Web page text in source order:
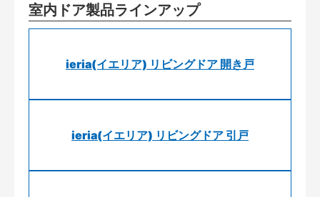
室内ドア製品ラインアップ
ieria(イエリア) リビングドア 開き戸
ieria(イエリア) リビングドア 引戸